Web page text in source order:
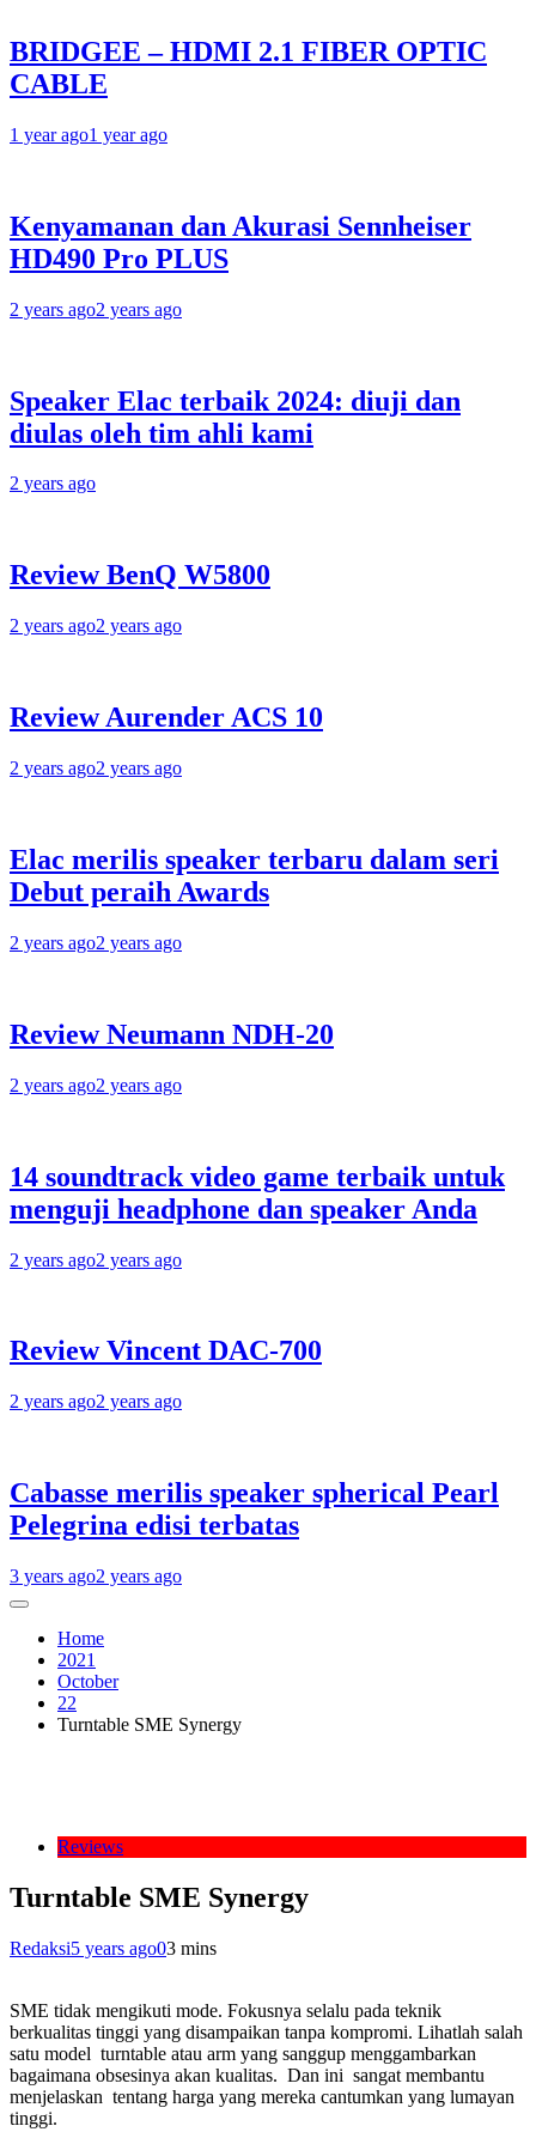
BRIDGEE – HDMI 2.1 FIBER OPTIC
CABLE
1 year ago1 year ago
Kenyamanan dan Akurasi Sennheiser
HD490 Pro PLUS
2 years ago2 years ago
Speaker Elac terbaik 2024: diuji dan
diulas oleh tim ahli kami
2 years ago
Review BenQ W5800
2 years ago2 years ago
Review Aurender ACS 10
2 years ago2 years ago
Elac merilis speaker terbaru dalam seri
Debut peraih Awards
2 years ago2 years ago
Review Neumann NDH-20
2 years ago2 years ago
14 soundtrack video game terbaik untuk
menguji headphone dan speaker Anda
2 years ago2 years ago
Review Vincent DAC-700
2 years ago2 years ago
Cabasse merilis speaker spherical Pearl
Pelegrina edisi terbatas
3 years ago2 years ago
Home
2021
October
22
Turntable SME Synergy
Reviews
Turntable SME Synergy
Redaksi5 years ago03 mins
SME tidak mengikuti mode. Fokusnya selalu pada teknik
berkualitas tinggi yang disampaikan tanpa kompromi. Lihatlah salah
satu model turntable atau arm yang sanggup menggambarkan
bagaimana obsesinya akan kualitas. Dan ini sangat membantu
menjelaskan tentang harga yang mereka cantumkan yang lumayan
tinggi.